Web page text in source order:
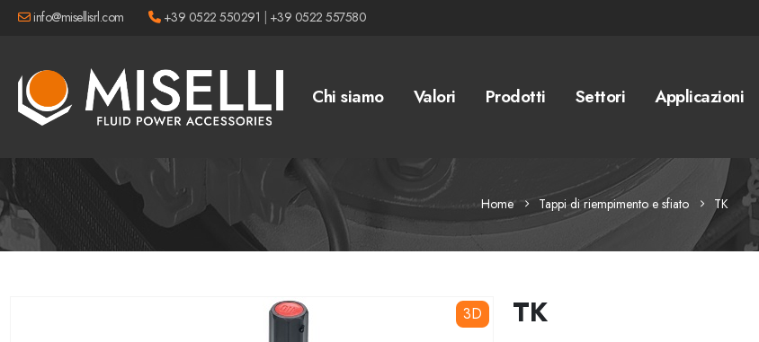
info@misellisrl.com +39 0522 550291 +39 0522 557580
Chi siamo Valori Prodotti Settori Applicazioni
Home Tappi di riempimento e sfiato TK
3D TK